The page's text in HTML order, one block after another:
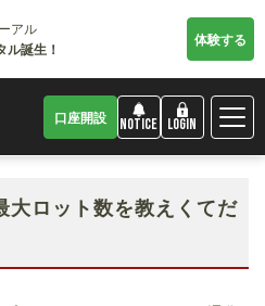
アル
誕生！
体験する
口座開設 NOTICE LOGIN
大ロット数を教えくてだ